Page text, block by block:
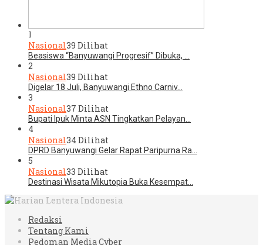
1
Nasional39 Dilihat
Beasiswa “Banyuwangi Progresif” Dibuka, …
2
Nasional39 Dilihat
Digelar 18 Juli, Banyuwangi Ethno Carniv…
3
Nasional37 Dilihat
Bupati Ipuk Minta ASN Tingkatkan Pelayan…
4
Nasional34 Dilihat
DPRD Banyuwangi Gelar Rapat Paripurna Ra…
5
Nasional33 Dilihat
Destinasi Wisata Mikutopia Buka Kesempat…
Redaksi
Tentang Kami
Pedoman Media Cyber